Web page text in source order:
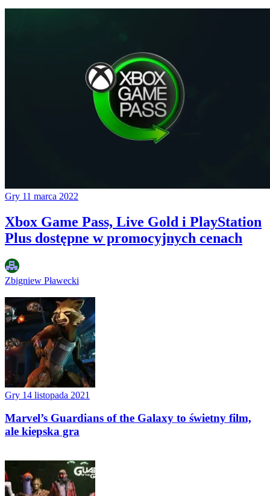
Gry 11 marca 2022
Xbox Game Pass, Live Gold i PlayStation
Plus dostępne w promocyjnych cenach
Zbigniew Pławecki
Gry 14 listopada 2021
Marvel’s Guardians of the Galaxy to świetny film,
ale kiepska gra